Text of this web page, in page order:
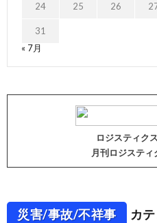
24 25 26
31
« 7月
ロジスティク
月刊ロジスティ
災害/事故/不祥事 カ